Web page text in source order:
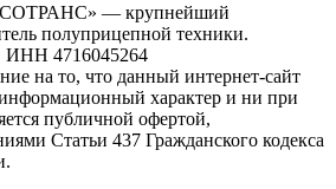
СОТРАНС» — крупнейший
полуприцепной техники.
4716045264
на то, что данный интернет-сайт
характер и ни при
публичной офертой,
Статьи 437 Гражданского кодекса